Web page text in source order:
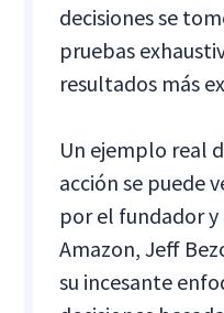
decisiones se
pruebas
resultados más
Un ejemplo real
acción se puede
por el fundador
Amazon, Jeff
su incesante